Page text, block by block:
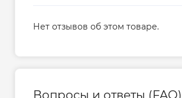
Нет отзывов об этом товаре.